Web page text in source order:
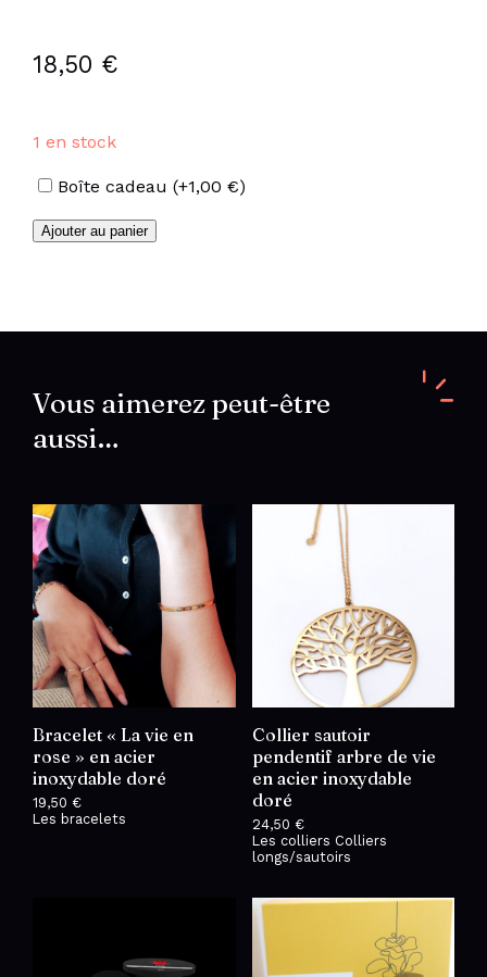
18,50 €
1 en stock
Options
Boîte cadeau (+1,00 €)
quantité
en
doré
Ajouter au panier
Vous aimerez peut-être
aussi…
Bracelet « La vie en
rose » en acier
inoxydable doré
19,50 €
Les bracelets
Collier sautoir
pendentif arbre de vie
en acier inoxydable
doré
24,50 €
Les colliers Colliers
longs/sautoirs